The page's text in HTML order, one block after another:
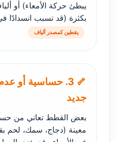
يبطئ حركة الأمعاء) أو
بكثرة (قد تسبب
يقطين كمصدر ألياف
🦴 3. حساسية أو
جديد
بعض القطط تعاني من
معينة (دجاج، سمك، لحم